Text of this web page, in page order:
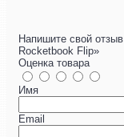
Напишите свой
Rocketbook Flip»
Оценка товара
Имя
Email